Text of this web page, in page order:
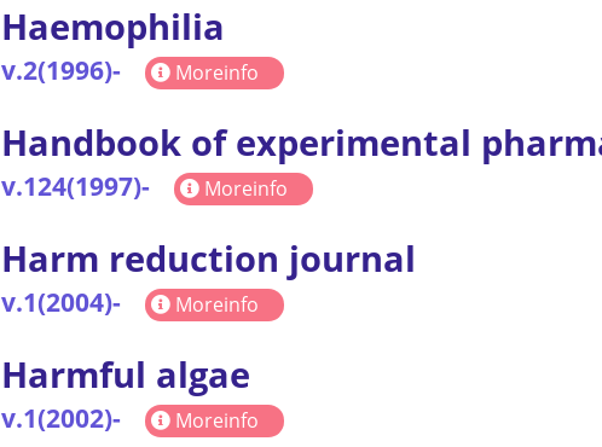
Haemophilia
v.2(1996)- Moreinfo
Handbook of experimental
v.124(1997)- Moreinfo
Harm reduction journal
v.1(2004)- Moreinfo
Harmful algae
v.1(2002)- Moreinfo